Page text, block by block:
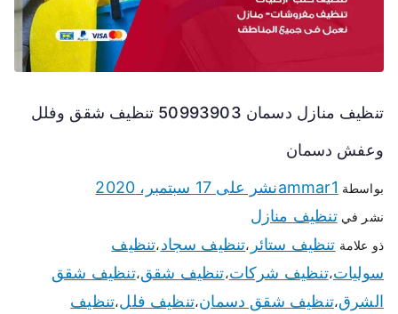
تنظيف منازل دسمان 50993903 تنظيف شقق وفلل
وعفش دسمان
بواسطة ammar1نشر على 17 سبتمبر، 2020
نشر فيتنظيف منازل
ذو علامة تنظيف ستائر ،تنظيف سجاد،تنظيف
سوليات،تنظيف شركات،تنظيف شقق،تنظيف شقق
الشرق،تنظيف شقق دسمان،تنظيف فلل،تنظيف